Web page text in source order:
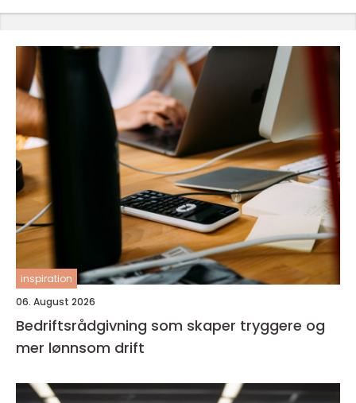
inspiration
06. August 2026
Bedriftsrådgivning som skaper tryggere og
mer lønnsom drift